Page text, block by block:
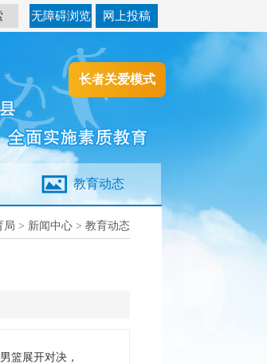
长者关爱模式
无障碍浏览 网上投稿
教育动态
局 > 新闻中心 > 教育动态
篮展开对决，